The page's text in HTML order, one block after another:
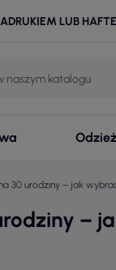
LUB
na 30 urodziny – jak
–